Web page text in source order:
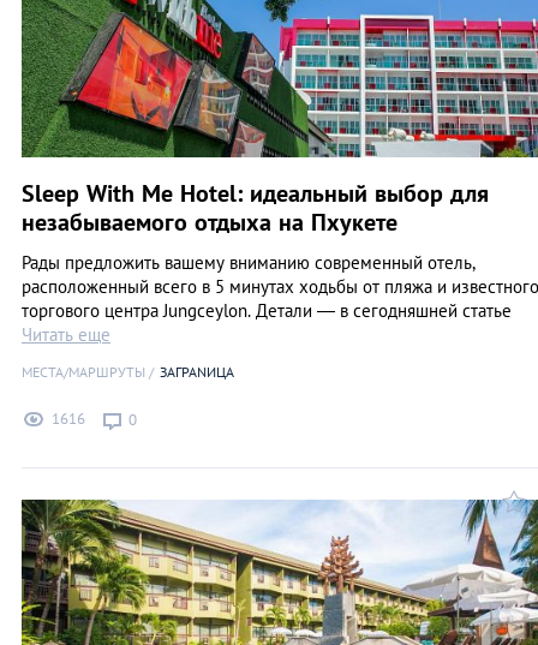
Sleep With Me Hotel: идеальный выбор для
незабываемого отдыха на Пхукете
Рады предложить вашему вниманию современный отель,
расположенный всего в 5 минутах ходьбы от пляжа и известного
торгового центра Jungceylon. Детали — в сегодняшней статье
Читать еще
МЕСТА/МАРШРУТЫ ЗАГРАNИЦА
1616 0